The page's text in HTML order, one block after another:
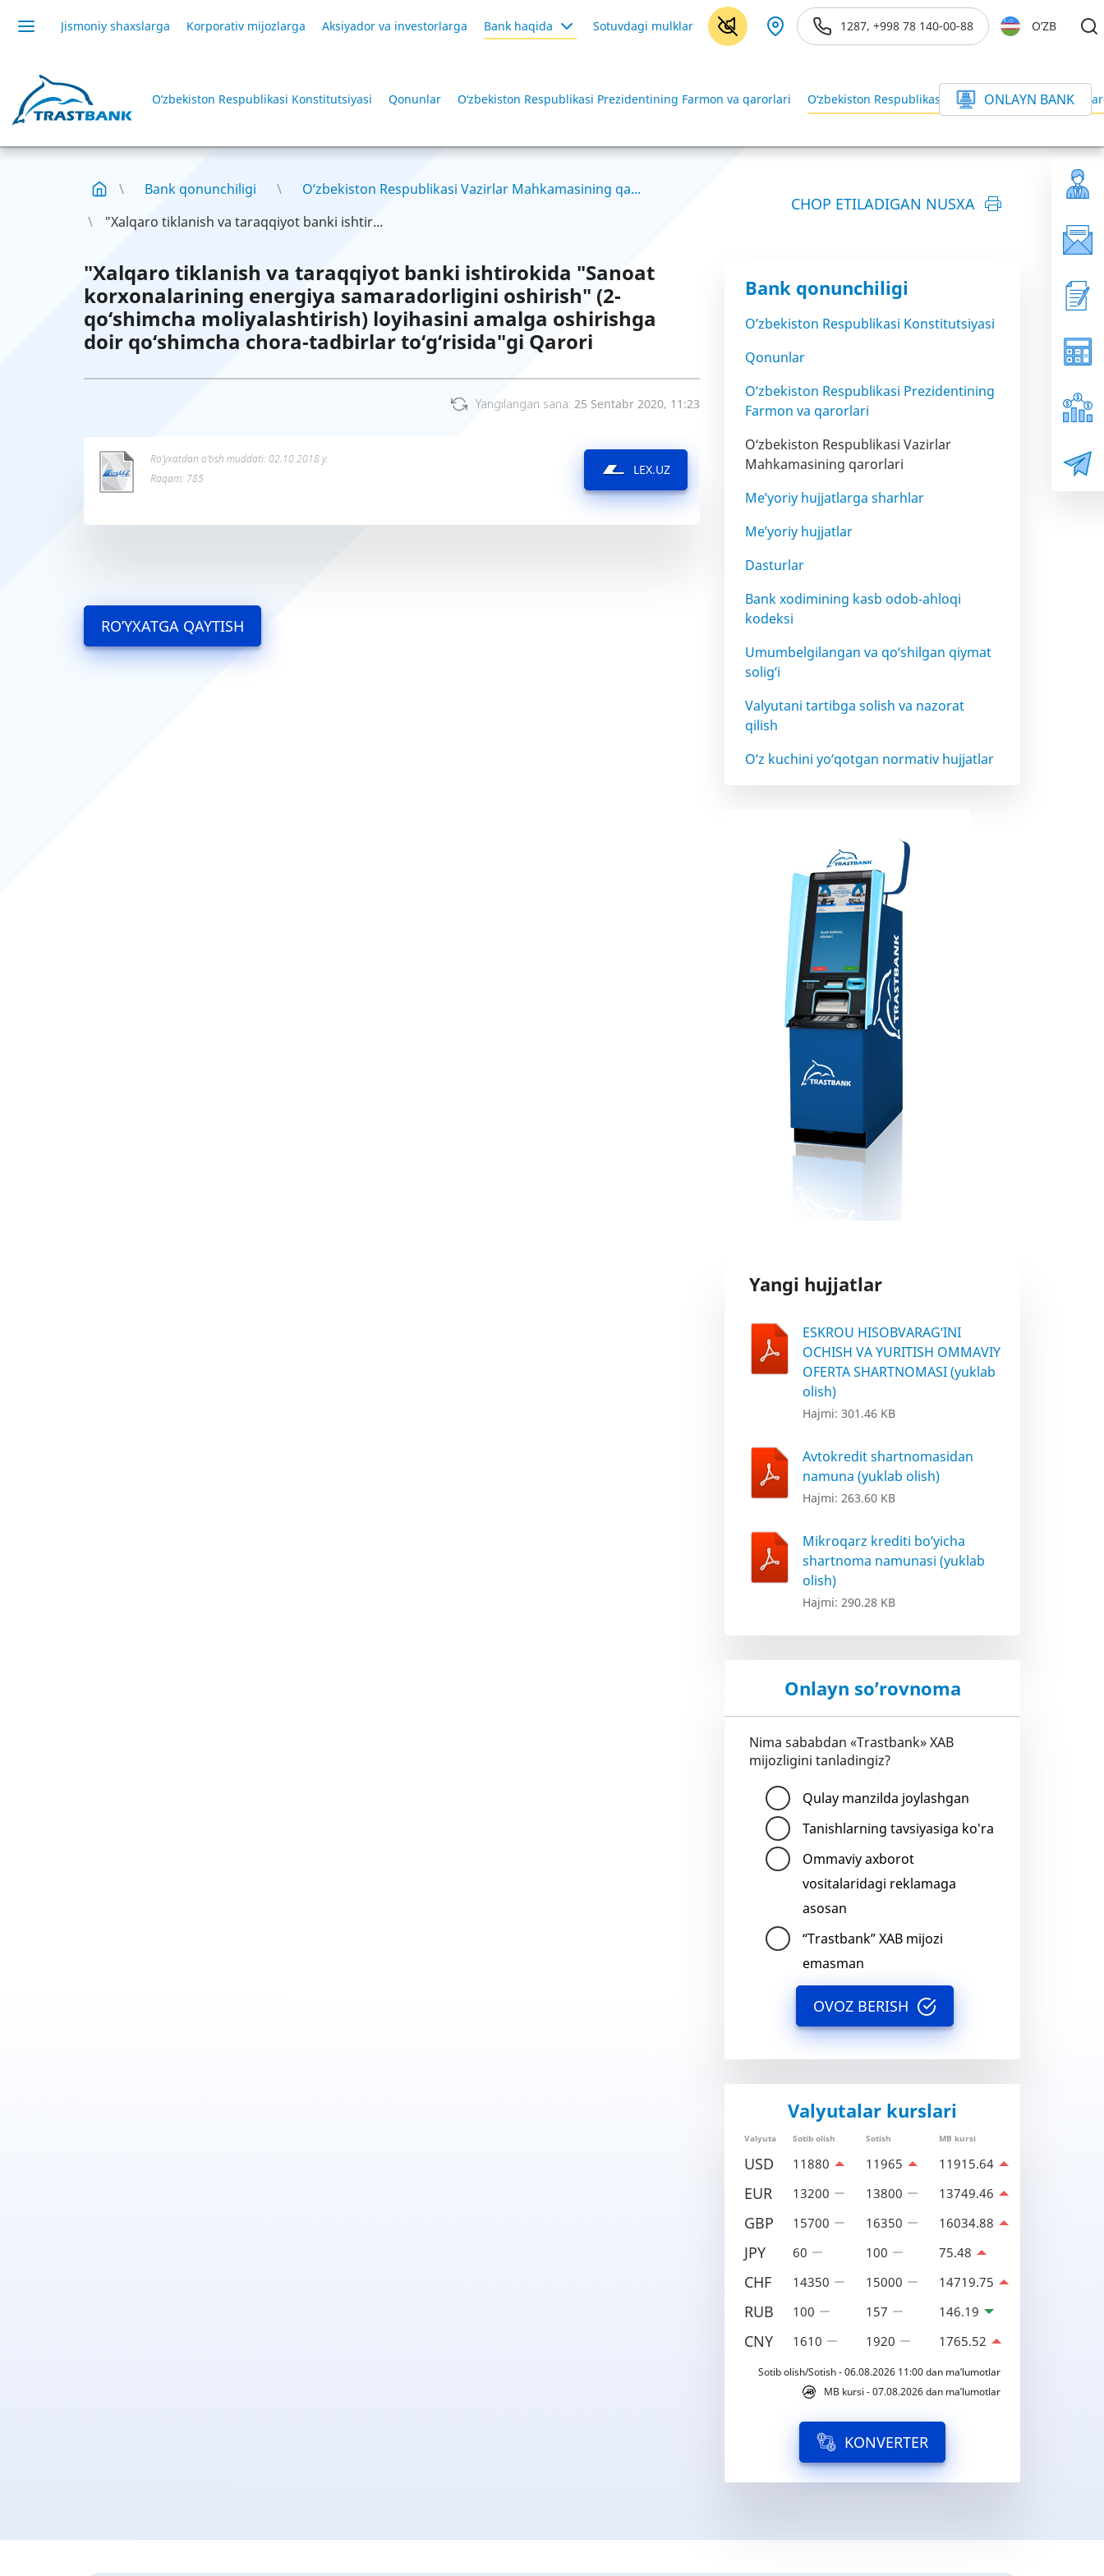
Jismoniy shaxslarga Korporativ mijozlarga Aksiyador va investorlarga Bank haqida Sotuvdagi mulklar 1287, +998 78 140-00-88 O’ZB
O’zbekiston Respublikasi Konstitutsiyasi Qonunlar O‘zbekiston Respublikasi Prezidentining Farmon va qarorlari O‘zbekiston Respublikasi Vazirlar Mahkamasining
ONLAYN BANK
Bank qonunchiligi
O‘zbekiston Respublikasi Vazirlar Mahkamasining qa...
"Xalqaro tiklanish va taraqqiyot banki ishtir...
CHOP ETILADIGAN NUSXA
"Xalqaro tiklanish va taraqqiyot banki ishtirokida "Sanoat
korxonalarining energiya samaradorligini oshirish" (2-
qo‘shimcha moliyalashtirish) loyihasini amalga oshirishga
doir qo‘shimcha chora-tadbirlar to‘g‘risida"gi Qarori
Yangilangan sana: 25 Sentabr 2020, 11:23
Ro’yxatdan o’tish muddati: 02.10.2018 y.
Raqam: 785
LEX.UZ
RO’YXATGA QAYTISH
Bank qonunchiligi
O’zbekiston Respublikasi Konstitutsiyasi
Qonunlar
O‘zbekiston Respublikasi Prezidentining
Farmon va qarorlari
O‘zbekiston Respublikasi Vazirlar
Mahkamasining qarorlari
Me’yoriy hujjatlarga sharhlar
Me’yoriy hujjatlar
Dasturlar
Bank xodimining kasb odob-ahloqi
kodeksi
Umumbelgilangan va qo‘shilgan qiymat
solig‘i
Valyutani tartibga solish va nazorat
qilish
O‘z kuchini yo‘qotgan normativ hujjatlar
Yangi hujjatlar
ESKROU HISOBVARAG‘INI
OCHISH VA YURITISH OMMAVIY
OFERTA SHARTNOMASI (yuklab
olish)
Hajmi: 301.46 KB
Avtokredit shartnomasidan
namuna (yuklab olish)
Hajmi: 263.60 KB
Mikroqarz krediti bo‘yicha
shartnoma namunasi (yuklab
olish)
Hajmi: 290.28 KB
Onlayn so’rovnoma
Nima sababdan «Trastbank» XAB
mijozligini tanladingiz?
Qulay manzilda joylashgan
Tanishlarning tavsiyasiga ko'ra
Ommaviy axborot
vositalaridagi reklamaga
asosan
“Trastbank” XAB mijozi
emasman
OVOZ BERISH
Valyutalar kurslari
Valyuta Sotib olish Sotish MB kursi
USD 11880 11965 11915.64
EUR 13200 13800 13749.46
GBP 15700 16350 16034.88
JPY 60 100 75.48
CHF 14350 15000 14719.75
RUB 100 157 146.19
CNY 1610 1920 1765.52
Sotib olish/Sotish - 06.08.2026 11:00 dan ma’lumotlar
MB kursi - 07.08.2026 dan ma’lumotlar
KONVERTER